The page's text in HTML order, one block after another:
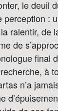
le deuil
perception :
ralentir, de
de
final
à
n’a